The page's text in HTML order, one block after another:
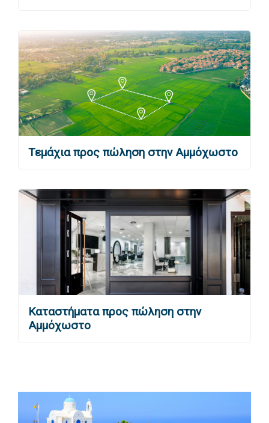
Τεμάχια προς πώληση στην Αμμόχωστο
Καταστήματα προς πώληση στην
Αμμόχωστο